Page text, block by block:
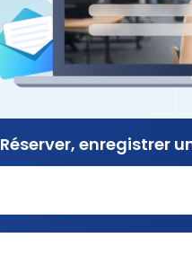
Réserver, enregistrer